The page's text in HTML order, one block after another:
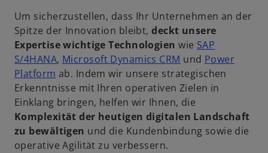
Um sicherzustellen, dass Ihr Unternehmen an der
Spitze der Innovation bleibt,deckt unsere
Expertise wichtige Technologien wie SAP
S/4HANA, Microsoft Dynamics CRM und Power
Platform ab. Indem wir unsere strategischen
Erkenntnisse mit Ihren operativen Zielen in
Einklang bringen, helfen wir Ihnen, die
Komplexität der heutigen digitalen Landschaft
zu bewältigen und die Kundenbindung sowie die
operative Agilität zu verbessern.